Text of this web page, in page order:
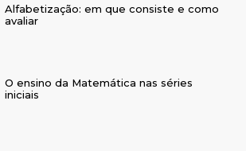
Alfabetização: em que consiste e como
avaliar
O ensino da Matemática nas séries
iniciais